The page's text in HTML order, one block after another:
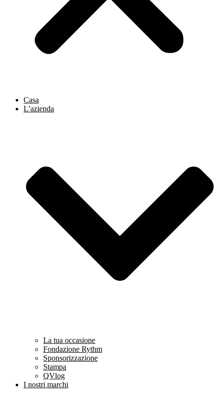
Casa
L’azienda
La tua occasione
Fondazione Rythm
Sponsorizzazione
Stampa
QVlog
I nostri marchi